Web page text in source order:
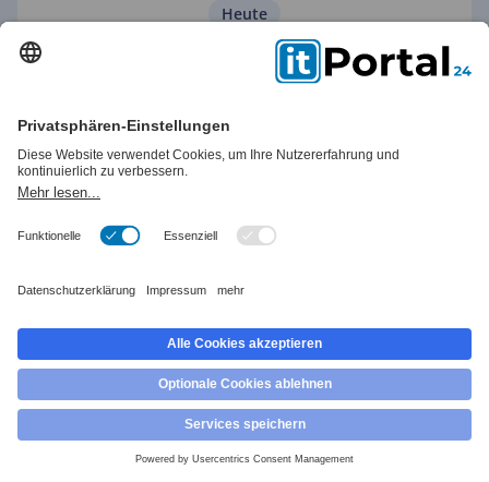
Heute
Sie beschreiben Ihr Projekt
7 kurze Fragenzu Ihrem Projekt.
Donnerstag, 13. August
Aus über480+ IT-Partnern
richtigen für Sie
3.